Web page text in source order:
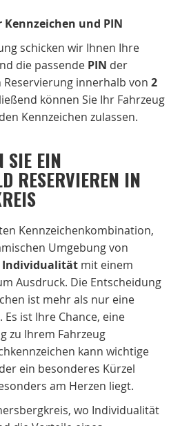
Kennzeichen und PIN
schicken wir Ihnen Ihre
die passende PIN der
Reservierung innerhalb von 2
können Sie Ihr Fahrzeug
Kennzeichen zulassen.
SIE EIN
RESERVIEREN IN
Kennzeichenkombination,
Umgebung von
Individualität mit einem
Ausdruck. Die Entscheidung
ist mehr als nur eine
ist Ihre Chance, eine
zu Ihrem Fahrzeug
kann wichtige
ein besonderes Kürzel
am Herzen liegt.
wo Individualität